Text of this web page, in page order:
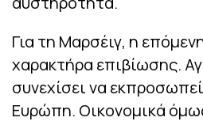
Για τη Μαρσέιγ, η
χαρακτήρα επιβίωσης.
συνεχίσει να
Ευρώπη. Οικονομικά